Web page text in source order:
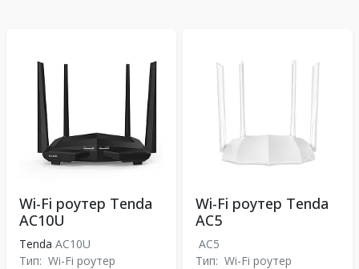
Wi-Fi роутер Tenda
AC10U
Tenda AC10U
Тип: Wi-Fi роутер
Wi-Fi роутер Tenda
AC5
AC5
Тип: Wi-Fi роутер